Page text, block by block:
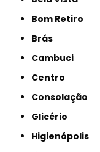
Bom Retiro
Brás
Cambuci
Centro
Consolação
Glicério
Higienópolis